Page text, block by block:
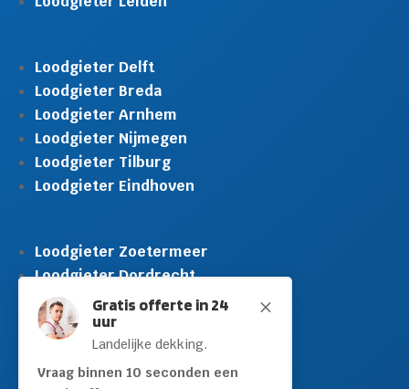
M
Gratis offerte in 24
uur
Landelijke dekking.
Vraag binnen 10 seconden een
Loodgieter Delft
Loodgieter Breda
Loodgieter Arnhem
Loodgieter Nijmegen
Loodgieter Tilburg
Loodgieter Eindhoven
Loodgieter Zoetermeer
Loodgieter Dordrecht
Loodgieter Rijswijk
Loodgieter Schiedam
Loodgieter Leidschendam
Loodgieter Hilversum